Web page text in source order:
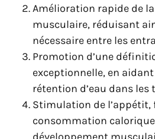
Amélioration rapide de
musculaire, réduisant
nécessaire entre les
Promotion d’une
exceptionnelle, en
rétention d’eau dans les
Stimulation de
consommation